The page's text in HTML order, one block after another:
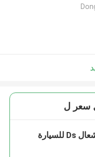
سعر ل
تبديل مفتاح إشعال Ds للسيارة